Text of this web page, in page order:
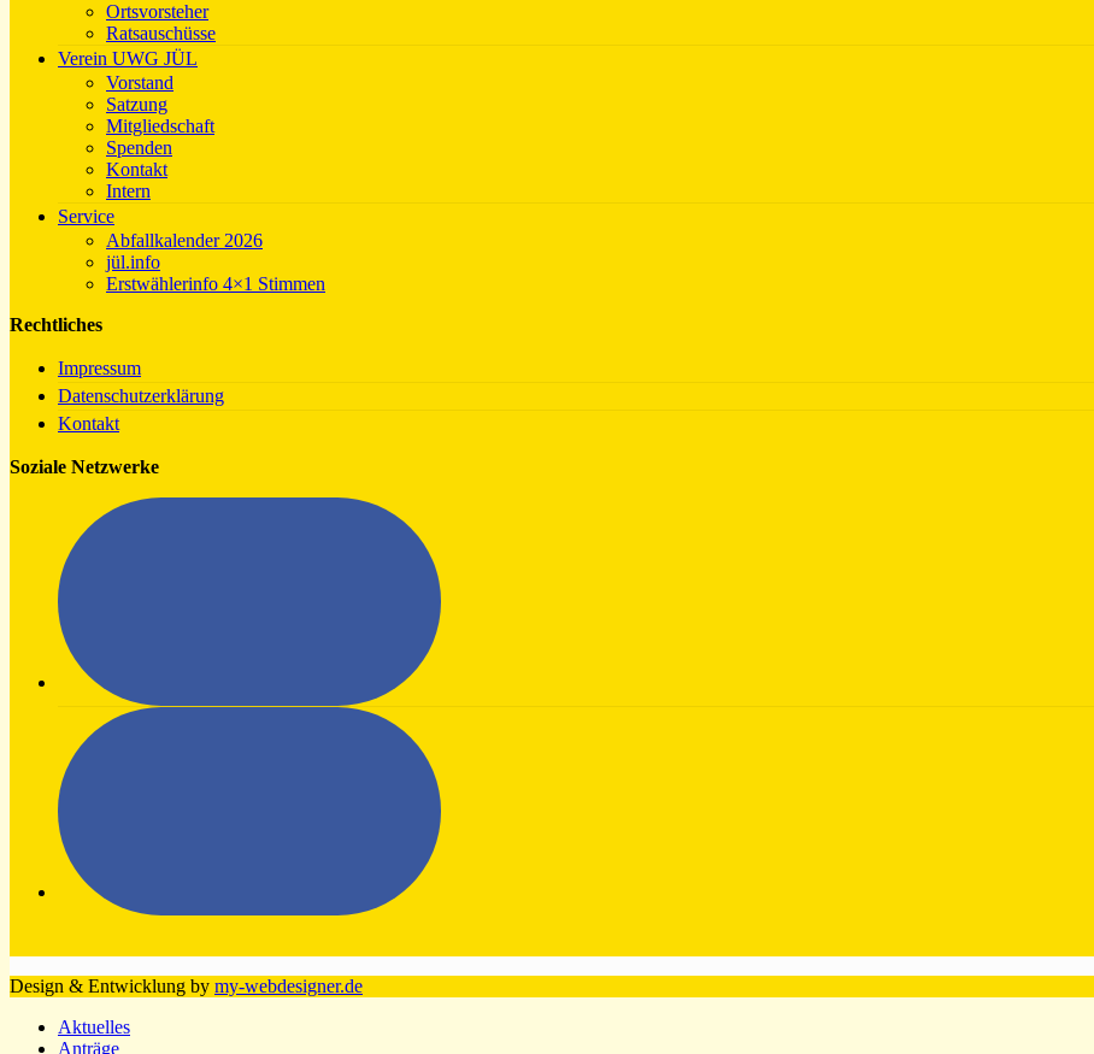
Ortsvorsteher
Ratsauschüsse
Verein UWG JÜL
Vorstand
Satzung
Mitgliedschaft
Spenden
Kontakt
Intern
Service
Abfallkalender 2026
jül.info
Erstwählerinfo 4×1 Stimmen
Rechtliches
Impressum
Datenschutzerklärung
Kontakt
Soziale Netzwerke
Design & Entwicklung by my-webdesigner.de
Aktuelles
Anträge